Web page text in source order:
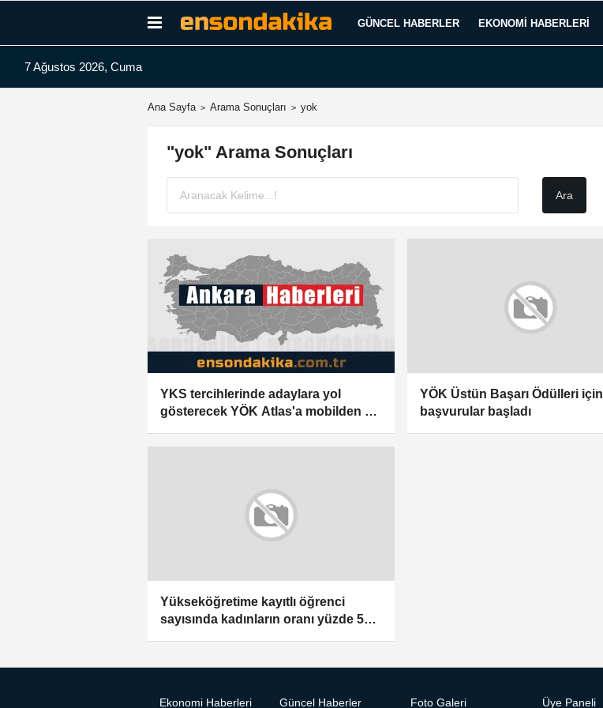
GÜNCEL HABERLER EKONOMI HABERLERI
7 Ağustos 2026, Cuma
Ana Sayfa Arama Sonuçları yok
"yok" Arama Sonuçları
YKS tercihlerinde adaylara yol
gösterecek YÖK Atlas'a mobilden de
YÖK Üstün Başarı Ödülleri için
başvurular başladı
Yükseköğretime kayıtlı öğrenci
sayısında kadınların oranı yüzde 53'e
Ekonomi Haberleri Güncel Haberler Foto Galeri Üye Paneli